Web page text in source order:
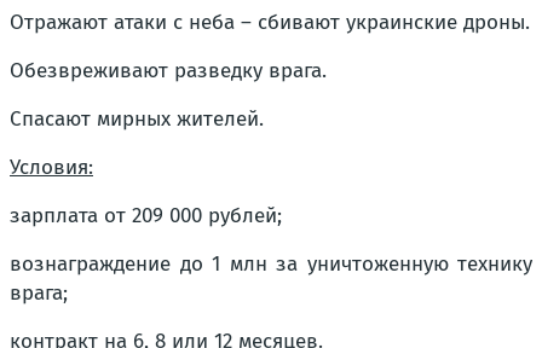
Отражают атаки с неба – сбивают украинские дроны.
Обезвреживают разведку врага.
Спасают мирных жителей.
Условия:
зарплата от 209 000 рублей;
вознаграждение до 1 млн за уничтоженную технику
врага;
контракт на 6, 8 или 12 месяцев.